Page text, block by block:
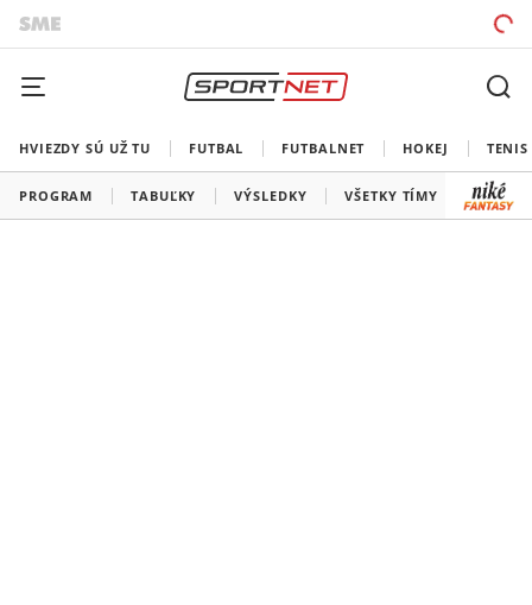
HVIEZDY SÚ UŽ TU FUTBAL FUTBALNET HOKEJ TENIS
PROGRAM TABUĽKY VÝSLEDKY VŠETKY TÍMY